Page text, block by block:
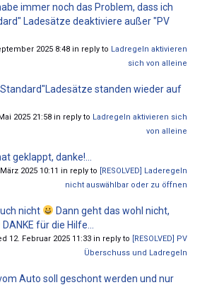
immer noch das Problem, dass ich
Ladesätze deaktiviere außer "PV
2025 8:48 in reply to Ladregeln aktivieren
sich von alleine
standen wieder auf
2025 21:58 in reply to Ladregeln aktivieren sich
von alleine
geklappt, danke!...
2025 10:11 in reply to [RESOLVED] Laderegeln
nicht auswählbar oder zu öffnen
nicht
Dann geht das wohl nicht,
DANKE für die Hilfe...
12. Februar 2025 11:33 in reply to [RESOLVED] PV
Überschuss und Ladregeln
Auto soll geschont werden und nur